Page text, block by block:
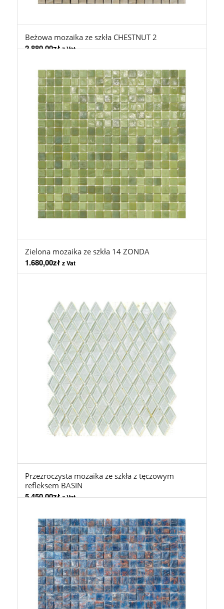
Beżowa mozaika ze szkła CHESTNUT 2
2.880,00zł z Vat
Zielona mozaika ze szkła 14 ZONDA
1.680,00zł z Vat
Przezroczysta mozaika ze szkła z tęczowym
refleksem BASIN
5.450,00zł z Vat